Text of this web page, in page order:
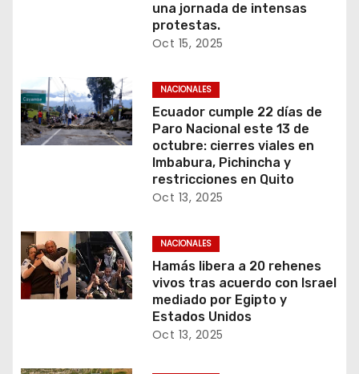
una jornada de intensas
protestas.
Oct 15, 2025
NACIONALES
Ecuador cumple 22 días de
Paro Nacional este 13 de
octubre: cierres viales en
Imbabura, Pichincha y
restricciones en Quito
Oct 13, 2025
NACIONALES
Hamás libera a 20 rehenes
vivos tras acuerdo con Israel
mediado por Egipto y
Estados Unidos
Oct 13, 2025